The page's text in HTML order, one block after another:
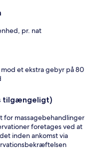
pr. nat
mod et ekstra gebyr på 80
tilgængeligt)
for massagebehandlinger
foretages ved at
inden ankomst via